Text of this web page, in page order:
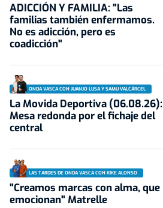
ADICCIÓN Y FAMILIA: "Las
familias también enfermamos.
No es adicción, pero es
coadicción"
ONDA VASCA CON JUANJO LUSA Y SAMU VALCÁRCEL
La Movida Deportiva (06.08.26):
Mesa redonda por el fichaje del
central
LAS TARDES DE ONDA VASCA CON KIKE ALONSO
"Creamos marcas con alma, que
emocionan" Matrelle